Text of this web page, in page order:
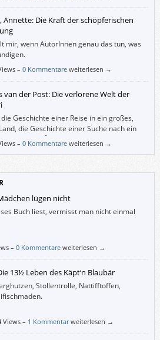
Annette: Die Kraft der schöpferischen
mir, wenn AutorInnen genau das tun, was
– 0 Kommentare weiterlesen →
van der Post: Die verlorene Welt der
Geschichte einer Reise in ein großes,
die Geschichte einer Suche nach ein
erhaltenen Überresten der einzigen und
– 0 Kommentare weiterlesen →
lügen nicht
Buch liest, vermisst man nicht einmal
– 0 Kommentare weiterlesen →
13½ Leben des Käpt‘n Blaubär
Stollentrolle, Nattifftoffen,
Views – 1 Kommentar weiterlesen →